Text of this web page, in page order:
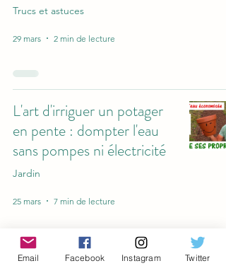
Trucs et astuces
29 mars 2 min de lecture
L'art d'irriguer un potager
en pente : dompter l'eau
sans pompes ni électricité
Jardin
25 mars 7 min de lecture
Email Facebook Instagram Twitter